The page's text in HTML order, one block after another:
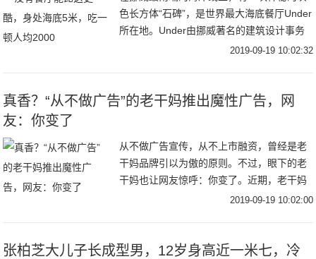
色长方体“石碑”，是世界最大海底餐厅Under
所在地。Under由挪威著名的建筑设计事务
所Snøhetta 操刀设计。建筑内底部还有一整
2019-09-19 10:02:32
真香？“从不做广告”的老干妈推出魔性广告，网
友：你变了
从不做广告宣传，从不上市融资，曾经是老
干妈品牌引以为傲的原则。不过，眼下的老
干妈也让网友惊呼：你变了。近期，老干妈
凭借一则魔性十足的广告走红网络。不仅如
2019-09-19 10:02:00
张柏芝大儿子长成型男，12岁身高近一米七，冷